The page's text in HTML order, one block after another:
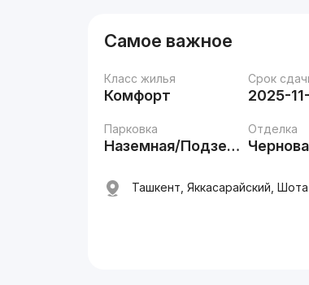
Самое важное
Класс жилья
Комфорт
Срок
2025-
Парковка
Наземная/Подземная
Отделка
Ташкент, Яккасарайский,